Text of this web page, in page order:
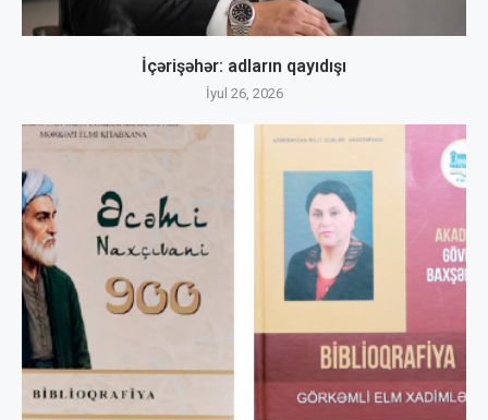
İçərişəhər: adların qayıdışı
İyul 26, 2026